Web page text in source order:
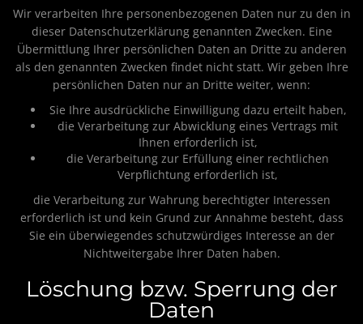
Wir verarbeiten Ihre personenbezogenen Daten nur zu den in
dieser Datenschutzerklärung genannten Zwecken. Eine
Übermittlung Ihrer persönlichen Daten an Dritte zu anderen
als den genannten Zwecken findet nicht statt. Wir geben Ihre
persönlichen Daten nur an Dritte weiter, wenn:
Sie Ihre ausdrückliche Einwilligung dazu erteilt haben,
die Verarbeitung zur Abwicklung eines Vertrags mit
Ihnen erforderlich ist,
die Verarbeitung zur Erfüllung einer rechtlichen
Verpflichtung erforderlich ist,
die Verarbeitung zur Wahrung berechtigter Interessen
erforderlich ist und kein Grund zur Annahme besteht, dass
Sie ein überwiegendes schutzwürdiges Interesse an der
Nichtweitergabe Ihrer Daten haben.
Löschung bzw. Sperrung der
Daten